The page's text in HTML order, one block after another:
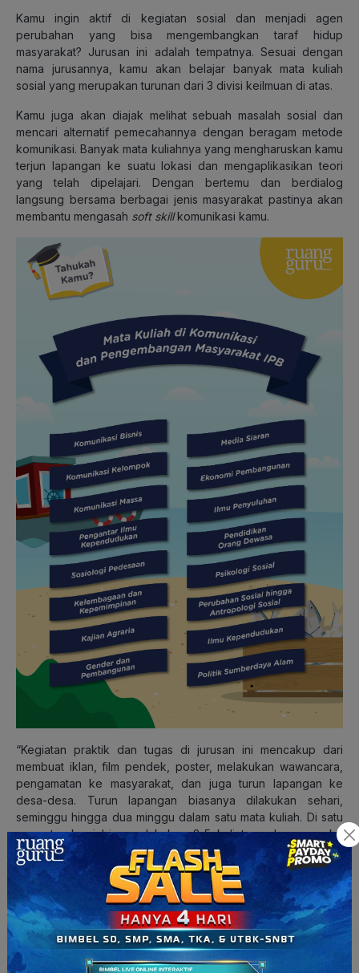
Kamu ingin aktif di kegiatan sosial dan menjadi agen
perubahan yang bisa mengembangkan taraf hidup
masyarakat? Jurusan ini adalah tempatnya. Sesuai dengan
nama jurusannya, kamu akan belajar banyak mata kuliah
sosial yang merupakan turunan dari 3 divisi keilmuan di atas.
Kamu juga akan diajak melihat sebuah masalah sosial dan
mencari alternatif pemecahannya dengan beragam metode
komunikasi. Banyak mata kuliahnya yang mengharuskan kamu
terjun lapangan ke suatu lokasi dan mengaplikasikan teori
yang telah dipelajari. Dengan bertemu dan berdialog
langsung bersama berbagai jenis masyarakat pastinya akan
membantu mengasah soft skillkomunikasi kamu.
“Kegiatan praktik dan tugas di jurusan ini mencakup dari
membuat iklan, film pendek, poster, melakukan wawancara,
pengamatan ke masyarakat, dan juga turun lapangan ke
desa-desa. Turun lapangan biasanya dilakukan sehari,
seminggu hingga dua minggu dalam satu mata kuliah. Di satu
semester kami bisa melakukan 2-5 kali turun lapangan ke
lokasi yang berbeda-beda dan materi yang berbeda,” ingat
kak Trisya.
“Di sini kami belajar banyak tentang kondisi masyarakat desa
sesungguhnya, seperti masalah yang mereka hadapi serta
keindahan alamnya.Outputdari kegiatan-kegiatan lapangan
tersebut biasanya berbentuk laporan, video ataupun poster
infografis. Selain itu, kami juga dituntut untuk menguasai